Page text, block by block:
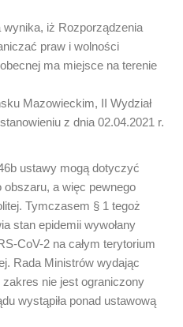
iż Rozporządzenia
praw i wolności
ma miejsce na terenie
Mazowieckim, II Wydział
z dnia 02.04.2021 r.
ustawy mogą dotyczyć
a więc pewnego
Tymczasem § 1 tegoż
stan epidemii wywołany
CoV-2 na całym terytorium
Rada Ministrów wydając
nie jest ograniczony
wystąpiła ponad ustawową